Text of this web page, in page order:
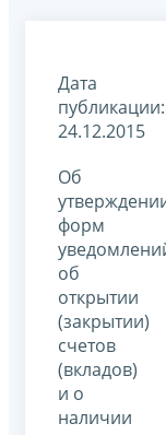
Дата
публикации:
24.12.2015
Об
форм
об
открытии
(закрытии)
счетов
(вкладов)
и о
наличии